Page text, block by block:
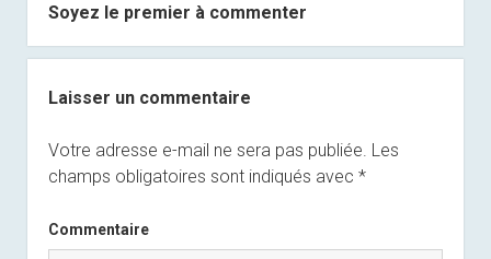
Soyez le premier à commenter
Laisser un commentaire
Votre adresse e-mail ne sera pas publiée. Les
champs obligatoires sont indiqués avec *
Commentaire